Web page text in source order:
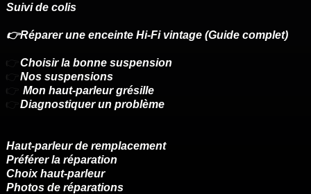
Suivi de colis
👉Réparer une enceinte Hi-Fi vintage (Guide complet)
👉 Choisir la bonne suspension
👉 Nos suspensions
👉 Mon haut-parleur grésille
👉 Diagnostiquer un problème
Haut-parleur de remplacement
Préférer la réparation
Choix haut-parleur
Photos de réparations